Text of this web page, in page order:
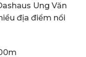
Ung Văn
địa điểm nổi